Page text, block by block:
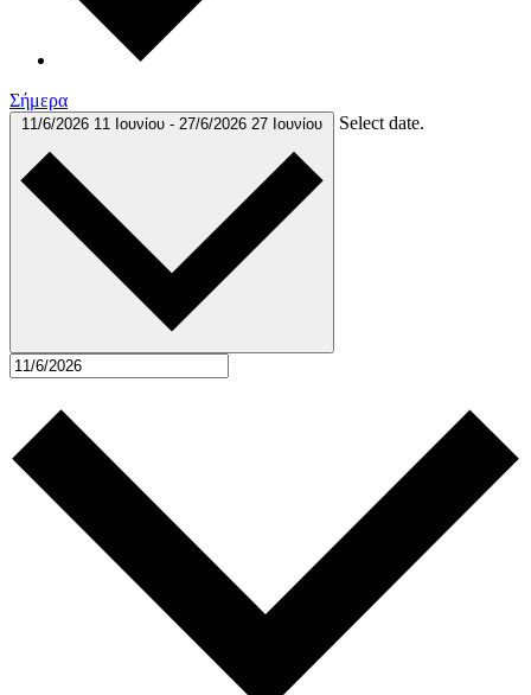
Σήμερα
11/6/2026 11 Ιουνίου - 27/6/2026 27 Ιουνίου Select date.